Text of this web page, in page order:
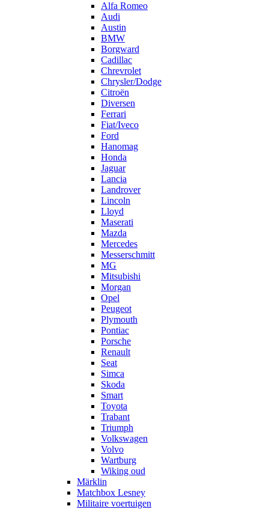
Alfa Romeo
Audi
Austin
BMW
Borgward
Cadillac
Chrevrolet
Chrysler/Dodge
Citroën
Diversen
Ferrari
Fiat/Iveco
Ford
Hanomag
Honda
Jaguar
Lancia
Landrover
Lincoln
Lloyd
Maserati
Mazda
Mercedes
Messerschmitt
MG
Mitsubishi
Morgan
Opel
Peugeot
Plymouth
Pontiac
Porsche
Renault
Seat
Simca
Skoda
Smart
Toyota
Trabant
Triumph
Volkswagen
Volvo
Wartburg
Wiking oud
Märklin
Matchbox Lesney
Militaire voertuigen